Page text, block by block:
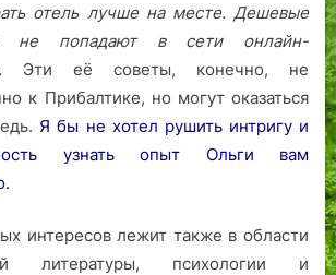
отель лучше на месте. Дешевые
не попадают в сети онлайн-
Эти её советы, конечно, не
к Прибалтике, но могут оказаться
Я бы не хотел рушить интригу и
узнать опыт Ольги вам
интересов лежит также в области
литературы, психологии и